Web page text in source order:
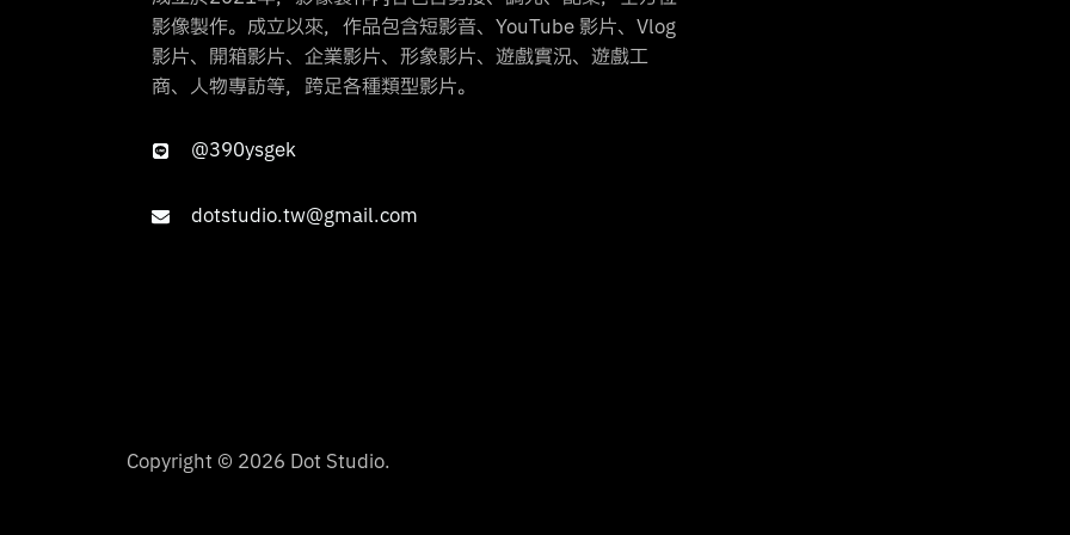
影像製作。成立以來，作品包含短影音、YouTube 影片、Vlog
影片、開箱影片、企業影片、形象影片、遊戲實況、遊戲工
商、人物專訪等，跨足各種類型影片。
@390ysgek
dotstudio.tw@gmail.com
Copyright © 2026 Dot Studio.